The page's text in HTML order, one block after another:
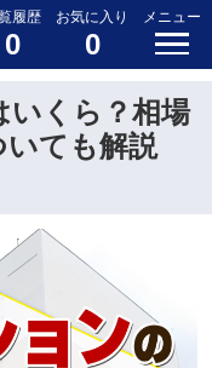
履歴
0
お気に入り
0
メニュー
いくら？相場
いても解説